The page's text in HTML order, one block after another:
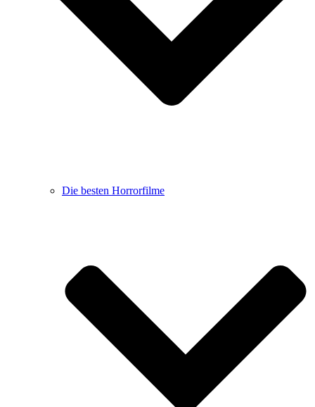
Die besten Horrorfilme